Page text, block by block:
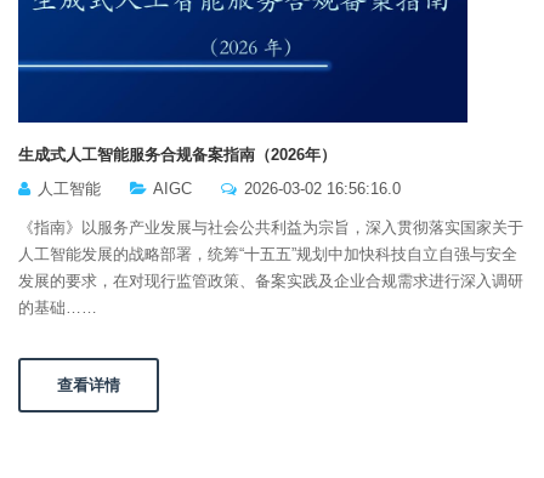
生成式人工智能服务合规备案指南（2026年）
人工智能
AIGC 2026-03-02 16:56:16.0
《指南》以服务产业发展与社会公共利益为宗旨，深入贯彻落实国家关于
人工智能发展的战略部署，统筹“十五五”规划中加快科技自立自强与安全
发展的要求，在对现行监管政策、备案实践及企业合规需求进行深入调研
的基础……
查看详情